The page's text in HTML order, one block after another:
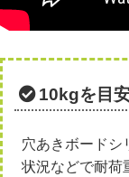
10kgを目
穴あきボードシ
状況などで耐荷